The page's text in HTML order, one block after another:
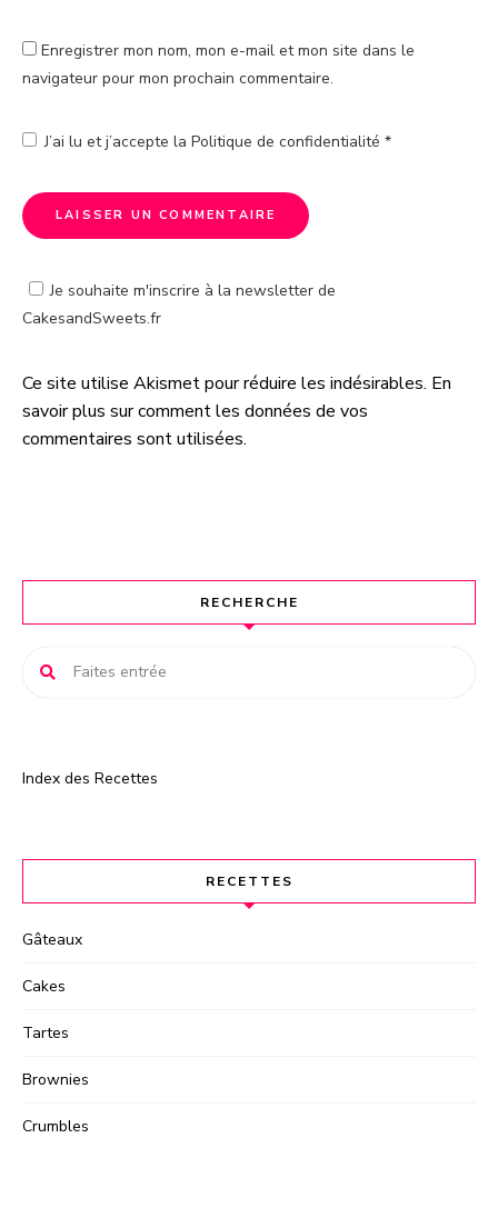
Enregistrer mon nom, mon e-mail et mon site dans le
navigateur pour mon prochain commentaire.
J’ai lu et j’accepte la Politique de confidentialité *
Je souhaite m'inscrire à la newsletter de
CakesandSweets.fr
A
l
t
t
Ce site utilise Akismet pour réduire les indésirables. En
savoir plus sur comment les données de vos
commentaires sont utilisées.
RECHERCHE
Index des Recettes
RECETTES
Gâteaux
Cakes
Tartes
Brownies
Crumbles